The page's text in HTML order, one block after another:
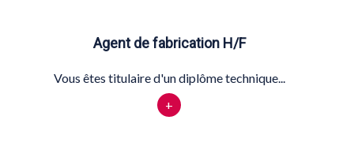
Agent de fabrication H/F
Vous êtes titulaire d'un diplôme technique...
+